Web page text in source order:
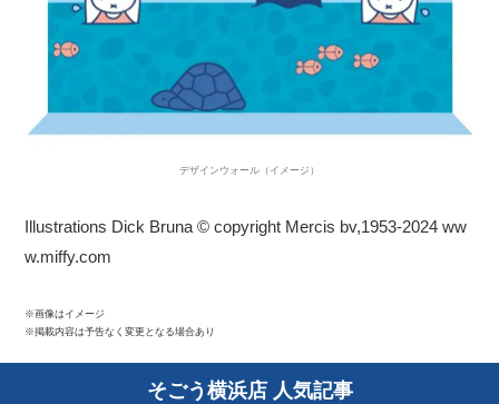
デザインウォール（イメージ）
Illustrations Dick Bruna © copyright Mercis bv,1953-2024 ww
w.miffy.com
※画像はイメージ
※掲載内容は予告なく変更となる場合あり
そごう横浜店 人気記事